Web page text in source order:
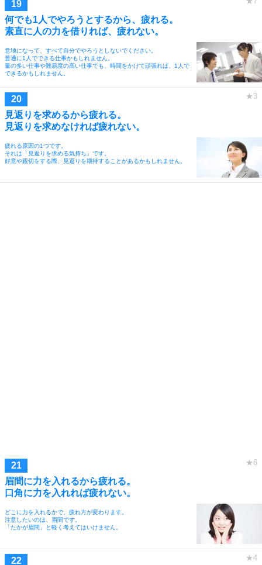
何でも1人でやろうとするから、疲れる。
素直に人の力を借りれば、疲れない。
意地になって、すべて自分でやろうとしないでください。
普通に1人でできる仕事かもしれません。
量の多い仕事や難易度の高い仕事でも、時間をかけて頑張れば、1人で
できるかもしれません。
見返りを求めるから疲れる。
見返りを求めなければ疲れない。
疲れる原因の1つです。
それは「見返りを求める気持ち」です。
好意や親切をする際、見返りを期待することがあるかもしれません。
眉間に力を入れるから疲れる。
口角に力を入れれば疲れない。
どこに力を入れるかで、疲れ方が変わります。
注意したいのは、眉間です。
「たかが眉間」と軽く考えてはいけません。